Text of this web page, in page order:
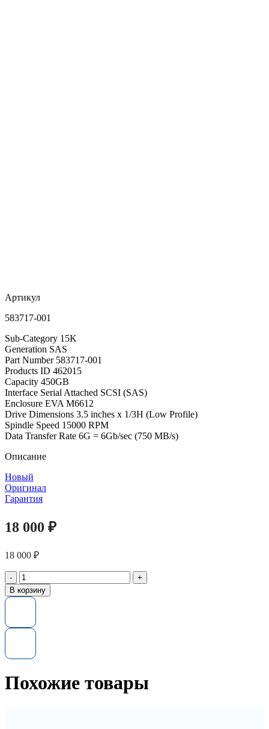
Артикул
583717-001
Sub-Category 15K
Generation SAS
Part Number 583717-001
Products ID 462015
Capacity 450GB
Interface Serial Attached SCSI (SAS)
Enclosure EVA M6612
Drive Dimensions 3.5 inches x 1/3H (Low Profile)
Spindle Speed 15000 RPM
Data Transfer Rate 6G = 6Gb/sec (750 MB/s)
Описание
Новый
Оригинал
Гарантия
18 000 ₽
18 000 ₽
Количество
товара
Жесткий
001
450GB
6G
3.5
В корзину
Похожие товары